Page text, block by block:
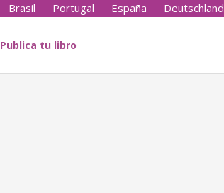
Brasil Portugal España Deutschland
Publica tu libro